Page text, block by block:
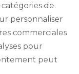
YouTube
de
personnaliser
commerciales
pour
peut